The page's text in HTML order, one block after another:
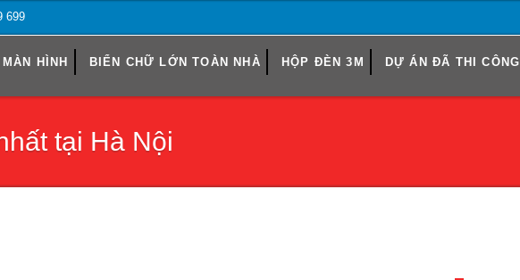
699
HÌNH BIỂN CHỮ LỚN TOÀN NHÀ HỘP ĐÈN 3M DỰ ÁN ĐÃ THI CÔNG
tại Hà Nội